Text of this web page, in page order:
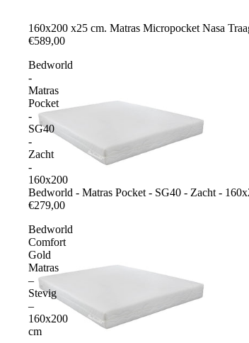
160x200 x25 cm. Matras Micropocket Nasa
€589,00
Bedworld
-
Matras
Pocket
-
SG40
-
Zacht
-
160x200
Bedworld - Matras Pocket - SG40 - Zacht -
€279,00
Bedworld
Comfort
Gold
Matras
–
Stevig
–
160x200
cm